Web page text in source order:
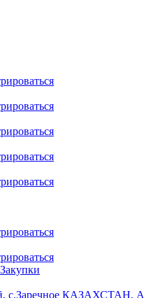
Закупки
с.Заречное КАЗАХСТАН,